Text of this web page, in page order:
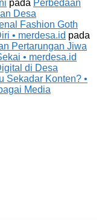
pada Perbedaan
Desa
Fashion Goth
• merdesa.id pada
Pertarungan Jiwa
• merdesa.id
di Desa
Sekadar Konten? •
Media